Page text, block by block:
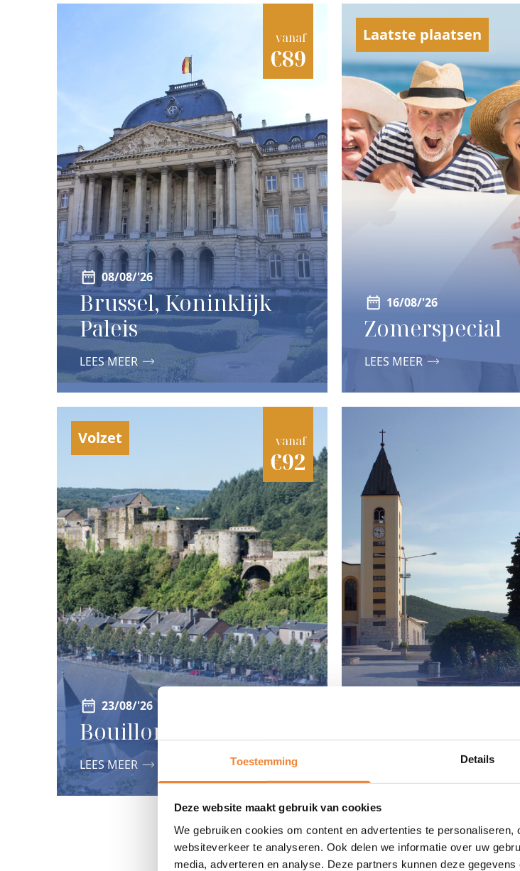
Toestemming Details
Deze website maakt gebruik van cookies
We gebruiken cookies om content en advertenties te
websiteverkeer te analyseren. Ook delen we informatie over uw
media, adverteren en analyse. Deze partners kunnen deze
vanaf
€89
08/08/'26
Brussel, Koninklijk
Paleis
LEES MEER
Laatste plaatsen
16/08/'26
Zomerspecial
LEES MEER
Volzet vanaf
€92
23/08/'26
Bouillon
LEES MEER
VORIGE 123...15